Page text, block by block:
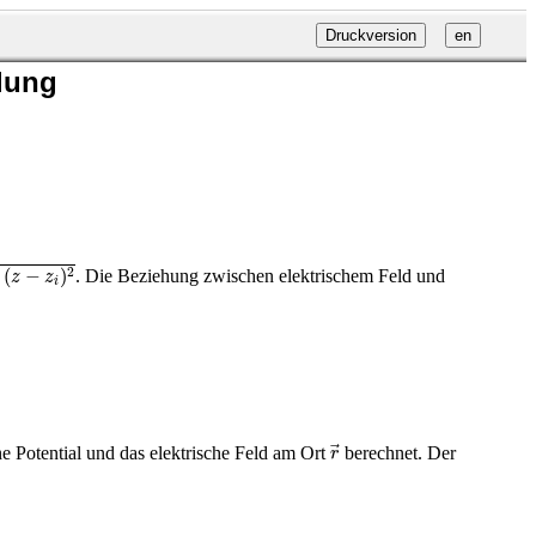
(z − zi)2. Die Beziehung zwischen elektrischem Feld und
Potential und das elektrische Feld am Ort r
r→berechnet. Der